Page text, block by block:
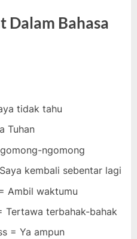
Dalam Bahasa
tidak tahu
Tuhan
ngomong
kembali sebentar lagi
Ambil waktumu
Tertawa terbahak-bahak
= Ya ampun